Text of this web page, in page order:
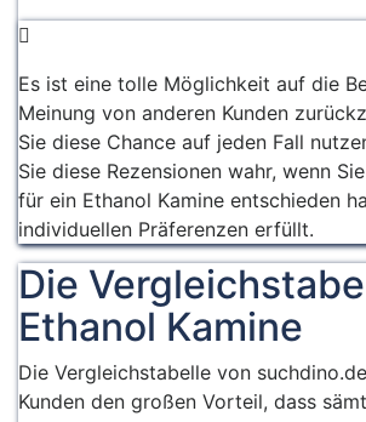
Es ist eine tolle Möglichkeit auf die
Meinung von anderen Kunden
Sie diese Chance auf jeden Fall
Sie diese Rezensionen wahr, wenn
für ein Ethanol Kamine entschieden
individuellen Präferenzen erfüllt.
Die
Ethanol Kamine
Die Vergleichstabelle von
Kunden den großen Vorteil, dass